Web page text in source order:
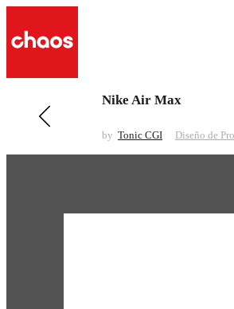
Anteriores en Diseño de Productos
Nike Air Max
by Tonic CGI Diseño de